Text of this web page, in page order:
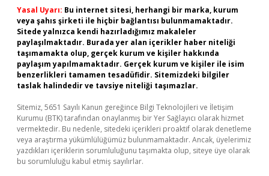
Yasal Uyarı: Bu internet sitesi, herhangi bir marka, kurum
veya şahıs şirketi ile hiçbir bağlantısı bulunmamaktadır.
Sitede yalnızca kendi hazırladığımız makaleler
paylaşılmaktadır. Burada yer alan içerikler haber niteliği
taşımamakta olup, gerçek kurum ve kişiler hakkında
paylaşım yapılmamaktadır. Gerçek kurum ve kişiler ile isim
benzerlikleri tamamen tesadüfidir. Sitemizdeki bilgiler
taslak halindedir ve tavsiye niteliği taşımazlar.
Sitemiz, 5651 Sayılı Kanun gereğince Bilgi Teknolojileri ve İletişim
Kurumu (BTK) tarafından onaylanmış bir Yer Sağlayıcı olarak hizmet
vermektedir. Bu nedenle, sitedeki içerikleri proaktif olarak denetleme
veya araştırma yükümlülüğümüz bulunmamaktadır. Ancak, üyelerimiz
yazdıkları içeriklerin sorumluluğunu taşımakta olup, siteye üye olarak
bu sorumluluğu kabul etmiş sayılırlar.